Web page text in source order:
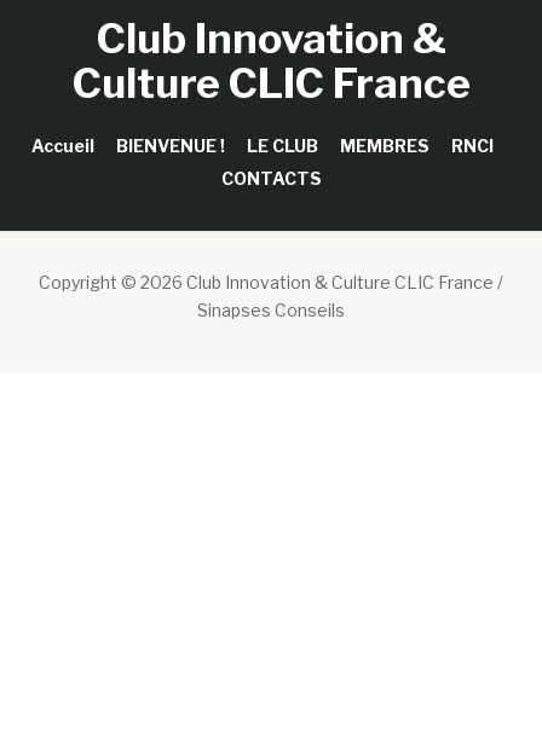
Club Innovation &
Culture CLIC France
Accueil BIENVENUE ! LE CLUB MEMBRES
RNCI
CONTACTS
Copyright © 2026 Club Innovation & Culture CLIC France /
Sinapses Conseils